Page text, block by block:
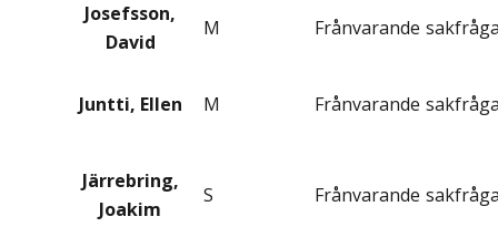
Josefsson,
David
M Frånvarande
Juntti, Ellen M Frånvarande
Järrebring,
Joakim
S Frånvarande